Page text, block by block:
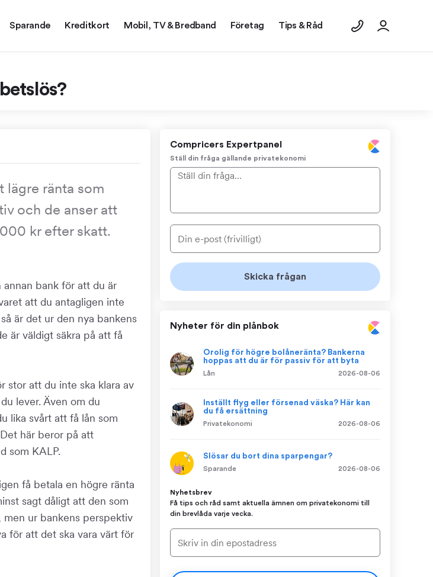
Sparande Kreditkort Mobil, TV & Bredband Företag Tips & Råd
lägre ränta som
och de anser att
kr efter skatt.
annan bank för att du är
att du antagligen inte
är det ur den nya bankens
är väldigt säkra på att få
stor att du inte ska klara av
lever. Även om du
lika svårt att få lån som
här beror på att
som KALP.
få betala en högre ränta
sagt dåligt att den som
ur bankens perspektiv
för att det ska vara värt för
Compricers Expertpanel
Ställ din fråga gällande privatekonomi
Nyheter för din plånbok
Orolig för högre bolåneränta? Bankerna
hoppas att du är för passiv för att byta
Lån 2026-08-06
Inställt flyg eller försenad väska? Här kan
du få ersättning
Privatekonomi 2026-08-06
Slösar du bort dina sparpengar?
Sparande 2026-08-06
Nyhetsbrev
Få tips och råd samt aktuella ämnen om privatekonomi till
din brevlåda varje vecka.